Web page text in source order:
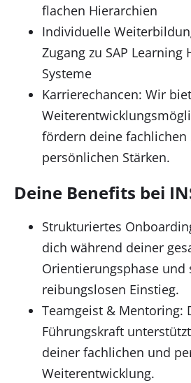
flachen Hierarchien
Individuelle
Zugang zu SAP Learning
Systeme
Karrierechancen: Wir
fördern deine fachlichen
persönlichen Stärken.
Deine Benefits bei
Strukturiertes
dich während deiner
Orientierungsphase und
reibungslosen Einstieg.
Teamgeist & Mentoring:
Führungskraft
deiner fachlichen und
Weiterentwicklung.